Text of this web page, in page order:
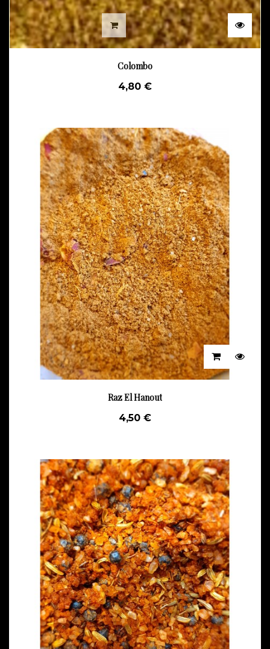
Colombo
4,80 €
Raz El Hanout
4,50 €